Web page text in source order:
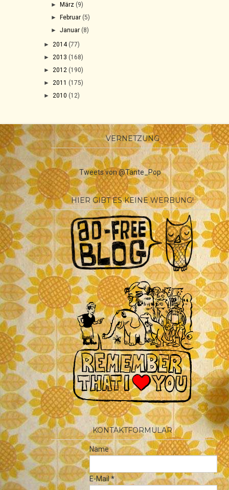
►März (9)
►Februar (5)
►Januar (8)
► 2014 (77)
► 2013 (168)
► 2012 (190)
► 2011 (175)
► 2010 (12)
VERNETZUNG
Tweets von @Tante_Pop
HIER GIBT ES KEINE WERBUNG!
KONTAKTFORMULAR
Name
E-Mail*